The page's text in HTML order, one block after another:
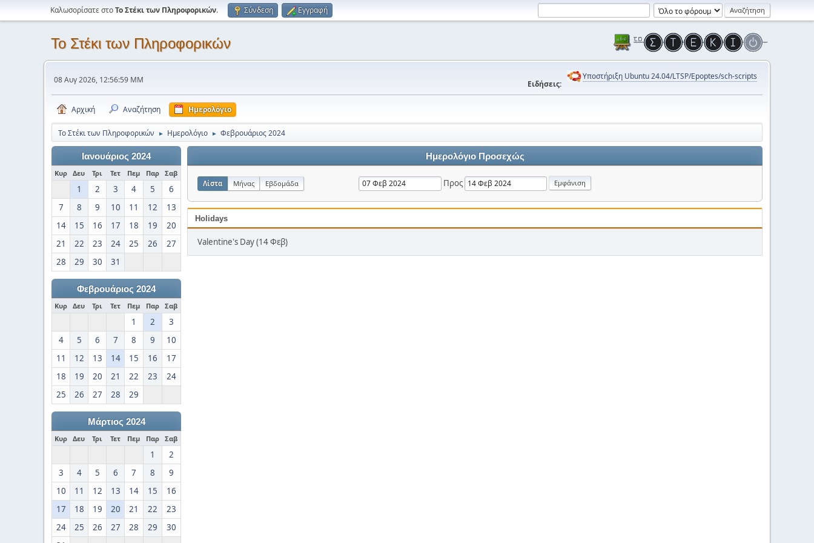
Καλωσορίσατε στοΤο Στέκι των Πληροφορικών. Σύνδεση Εγγραφή
Το Στέκι των Πληροφορικών
08 Αυγ 2026, 12:56:59 ΜΜ Ειδήσεις:
Υποστήριξη Ubuntu 24.04/LTSP/Epoptes/sch-scripts
Αρχική Αναζήτηση Ημερολόγιο
Το Στέκι των Πληροφορικών ► Ημερολόγιο ► Φεβρουάριος 2024
Ιανουάριος 2024
Κυρ Δευ Τρι Τετ Πεμ Παρ Σαβ
1 2 3 4 5
6
7
8 9 10 11 12
13
14
15 16 17 18 19
20
21
22 23 24 25 26
27
28
29 30 31
Φεβρουάριος 2024
Κυρ Δευ Τρι Τετ Πεμ Παρ Σαβ
1 2
3
4
5 6 7 8 9
10
11
12 13 14 15 16
17
18
19 20 21 22 23
24
25
26 27 28 29
Μάρτιος 2024
Κυρ Δευ Τρι Τετ Πεμ Παρ Σαβ
1
2
3
4 5 6 7 8
9
10
11 12 13 14 15
16
17
18 19 20 21 22
23
24
25 26 27 28 29
30
Ημερολόγιο Προσεχώς
Λίστα Μήνας Εβδομάδα Προς
Holidays
Valentine's Day (14 Φεβ)